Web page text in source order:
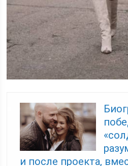
и после проекта,